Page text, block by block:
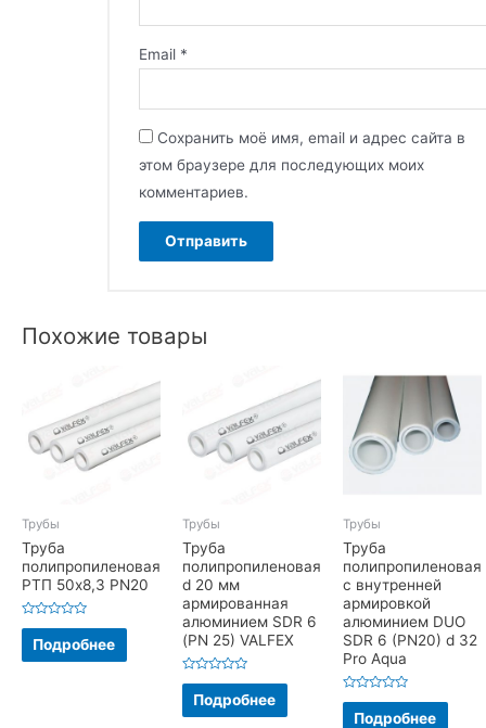
Email *
Сохранить моё имя, email и адрес сайта в
этом браузере для последующих моих
комментариев.
Похожие товары
Трубы
Труба
полипропиленовая
РТП 50х8,3 PN20
Оценка
5
Подробнее
Трубы
Труба
полипропиленовая
d 20 мм
армированная
алюминием SDR 6
(PN 25) VALFEX
Оценка
5
Подробнее
Трубы
Труба
полипропиленовая
с внутренней
армировкой
алюминием DUO
SDR 6 (PN20) d 32
Pro Aqua
Оценка
Подробнее